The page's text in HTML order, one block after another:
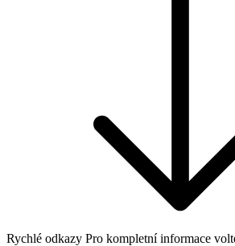
Rychlé odkazy Pro kompletní informace